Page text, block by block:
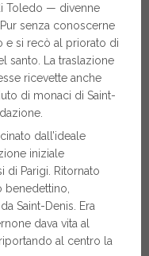
Toledo — divenne
senza conoscerne
e si recò al priorato di
santo. La traslazione
ricevette anche
di monaci di Saint-
dall’ideale
iniziale
di Parigi. Ritornato
Saint-Denis. Era
dava vita al
al centro la